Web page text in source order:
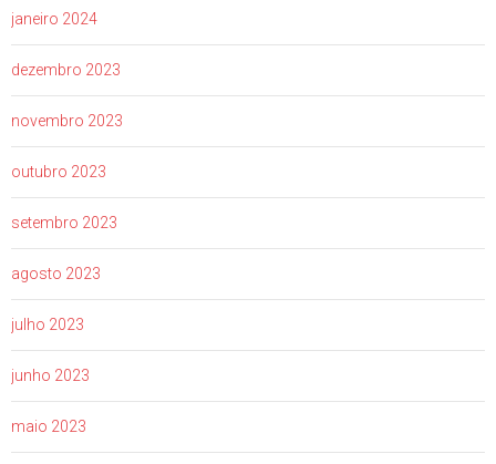
janeiro 2024
dezembro 2023
novembro 2023
outubro 2023
setembro 2023
agosto 2023
julho 2023
junho 2023
maio 2023